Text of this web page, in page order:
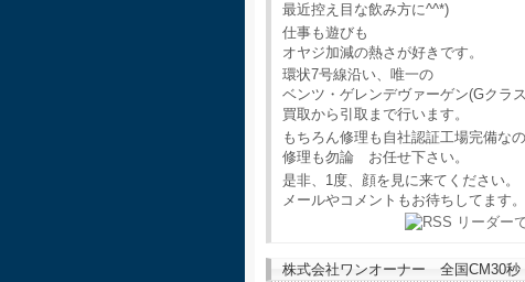
最近控え目な飲み方に^^*)
仕事も遊びも
オヤジ加減の熱さが好きです。
環状7号線沿い、唯一の
ベンツ・ゲレンデヴァーゲン(Gクラ
買取から引取まで行います。
もちろん修理も自社認証工場完備な
修理も勿論 お任せ下さい。
是非、1度、顔を見に来てください。
メールやコメントもお待ちしてます。
株式会社ワンオーナー 全国CM30